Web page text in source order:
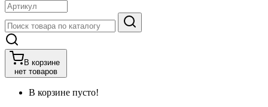
В корзине
нет товаров
В корзине пусто!